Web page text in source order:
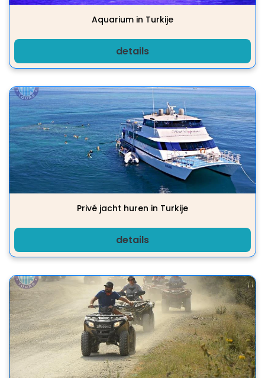
Aquarium in Turkije
details
Privé jacht huren in Turkije
details